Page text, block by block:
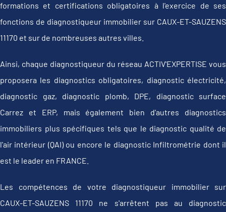
formations et certifications obligatoires à l'exercice de ses
fonctions de diagnostiqueur immobilier sur CAUX-ET-SAUZENS
11170 et sur de nombreuses autres villes.
Ainsi, chaque diagnostiqueur du réseau ACTIV'EXPERTISE vous
proposera les diagnostics obligatoires, diagnostic électricité,
diagnostic gaz, diagnostic plomb, DPE, diagnostic surface
Carrez et ERP, mais également bien d'autres diagnostics
immobiliers plus spécifiques tels que le diagnostic qualité de
l'air intérieur (QAI) ou encore le diagnostic Infiltrométrie dont il
est le leader en FRANCE.
Les compétences de votre diagnostiqueur immobilier sur
CAUX-ET-SAUZENS 11170 ne s'arrêtent pas au diagnostic